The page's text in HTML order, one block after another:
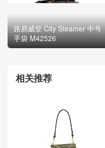
路易威登 City Steamer 中号
手袋 M42526
相关推荐